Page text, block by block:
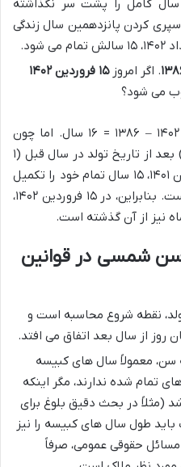
است. بنابراین، او هنوز ۱۵ سال کامل را پشت سر نگذاشته
کردن پانزدهمین سال زندگی
. اگر امروز۱۵ فروردین ۱۴۰۲
پاسخ: بله. تفاوت سال ها: ۱۴۰۲ – ۱۳۸۶ = ۱۶ سال. اما چون
تاریخ مورد نظر (۱۵ فروردین) بعد از تاریخ تولد در سال قبل (۱
بهمن ۱۴۰۱) است، او در ۱ بهمن ۱۴۰۱، ۱۵ سال تمام خود را تکمیل
کرده و وارد ۱۶ سالگی شده است. بنابراین، در ۱۵ فروردین ۱۴۰۲،
شمسی در قوانین
نقطه شروع محاسبه است و
روز از سال بعد اتفاق می افتد.
سن، معمولاً سال های کبیسه
تمام شده ندارند، مگر اینکه
(مثلاً در بحث دقیق بلوغ برای
طول سال های کبیسه را نیز
مسائل حقوقی عمومی، صرفاً